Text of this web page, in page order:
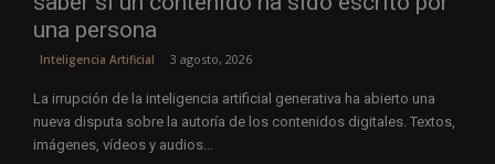
una persona
Inteligencia Artificial 3 agosto, 2026
La irrupción de la inteligencia artificial generativa ha abierto una
nueva disputa sobre la autoría de los contenidos digitales. Textos,
imágenes, vídeos y audios...